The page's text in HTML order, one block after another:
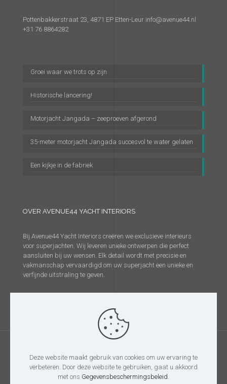
Pottenbakkerstraat 23, 4871 EP Etten-Leur info@avenue44.nl
+31 76 8864282
Groei waar we trots op zijn
Historische lancering!
Motorjacht Jangada – zeeproeven afgerond
35-meter motorjacht Jangada succesvol te water gelaten
Een kijkje in de fabriek
OVER AVENUE44 YACHT INTERIORS
Bij Avenue44 Yacht Interiors creëren we exclusieve interieurs
voor superjachten. Wij leveren unieke ontwerpen die perfect
aansluiten bij uw wensen. Elk detail wordt met precisie en
vakmanschap vervaardigd om uw superjacht een unieke en
verfijnde uitstraling te geven.
@2026 Avenue44 Yacht Interiors
Deze website maakt gebruik van cookies om uw ervaring te
verbeteren. Door deze website te gebruiken, gaat u akkoord
met ons Gegevensbeschermingsbeleid.